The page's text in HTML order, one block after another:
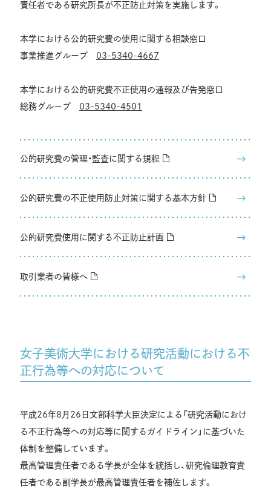
責任者である研究所長が不正防止対策を実施します。
本学における公的研究費の使用に関する相談窓口
事業推進グループ 03-5340-4667
本学における公的研究費不正使用の通報及び告発窓口
総務グループ 03-5340-4501
公的研究費の管理・監査に関する規程
公的研究費の不正使用防止対策に関する基本方針
公的研究費使用に関する不正防止計画
取引業者の皆様へ
女子美術大学における研究活動における不
正行為等への対応について
平成26年8月26日文部科学大臣決定による「研究活動におけ
る不正行為等への対応等に関するガイドライン」に基づいた
体制を整備しています。
最高管理責任者である学長が全体を統括し、研究倫理教育責
任者である副学長が最高管理責任者を補佐します。